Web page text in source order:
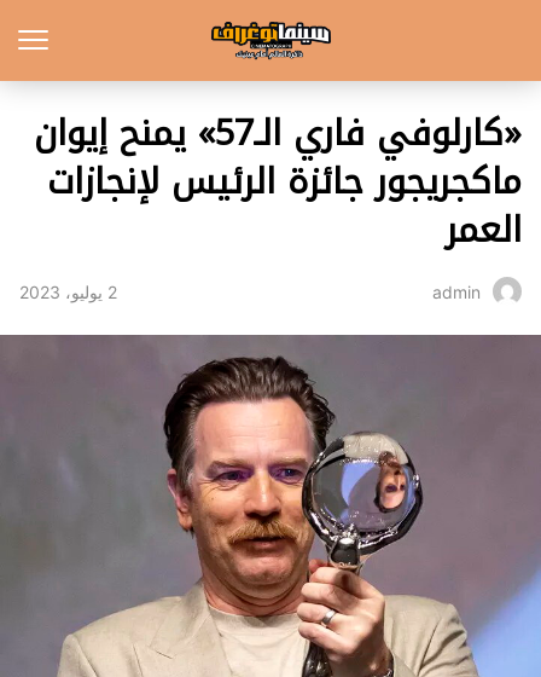
«كارلوفي فاري الـ57» يمنح إيوان
ماكجريجور جائزة الرئيس لإنجازات
العمر
admin 2 يوليو، 2023